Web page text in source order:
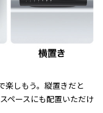
楽しもう。縦置きだと
ペースにも配置いただけ